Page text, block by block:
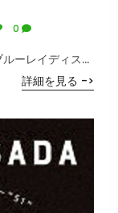
0
2024 さだまさしコンサートツアー‘51’ （ブルーレイディスク）
詳細を見る ->